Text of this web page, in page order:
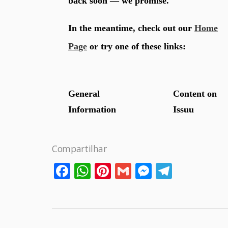
Compartilhar
Facebook
WhatsApp
Pinterest
Gmail